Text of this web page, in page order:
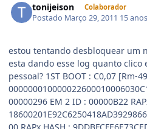
tonijeison Colaborador
Postado Março 29, 2011 15 anos
estou tentando desbloquear um
esta dando esse log quanto clico
pessoal? 1ST BOOT : C0,07 [Rm-
00000296 EM 2 ID : 00000B22